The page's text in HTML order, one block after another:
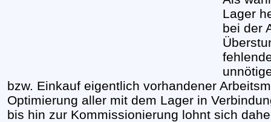
Lager
bei der
bzw. Einkauf eigentlich vorhandener
Optimierung aller mit dem Lager in
bis hin zur Kommissionierung lohnt sich